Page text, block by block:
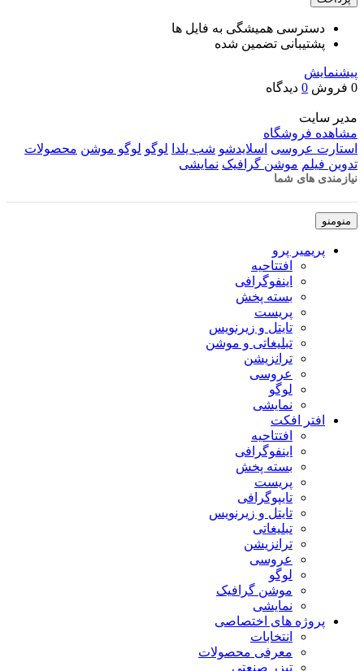
دسترسی همیشگی به فایل ها
پشتیبانی تضمین شده
پیشنمایش
0 فروش
0 دیدگاه
مدیر سایت
مشاهده فروشگاه
استارت عروسی اسلایدشو شب یلدا لوگو لوگو موشن محصولات
تدوین فیلم موشن گرافیک نمایشی
نیازمندی های شما
منومنو
پریمیر پرو
افتتاحیه
اینفوگرافی
بسته پخش
پریست
تایتل و زیرنویس
تبلیغاتی و موشن
ترانزیشن
عروسی
لوگو
نمایشی
افتر افکت
افتتاحیه
اینفوگرافی
بسته پخش
پریست
تایپوگرافی
تایتل و زیرنویس
تبلیغاتی
ترانزیشن
عروسی
لوگو
موشن گرافیک
نمایشی
پروژه های اختصاصی
انتخابات
معرفی محصولات
تیزر صنعتی